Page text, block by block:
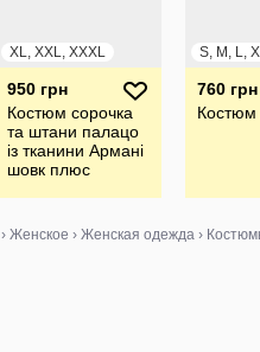
XL, XXL, XXXL
950 грн
Костюм сорочка
та штани палацо
із тканини Армані
шовк плюс
760 грн
Костюм
› Женское › Женская одежда ›